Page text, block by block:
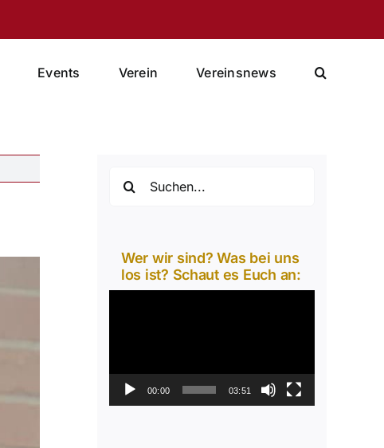
Events Verein Vereinsnews
nach:
Wer wir sind? Was bei uns
los ist? Schaut es Euch an:
00:00 03:51